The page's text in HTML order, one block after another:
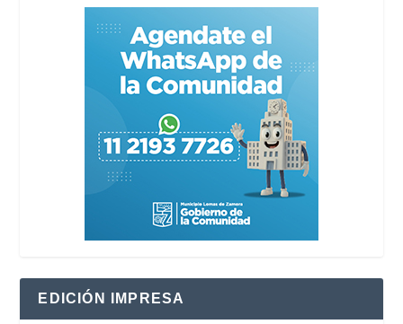
EDICIÓN IMPRESA